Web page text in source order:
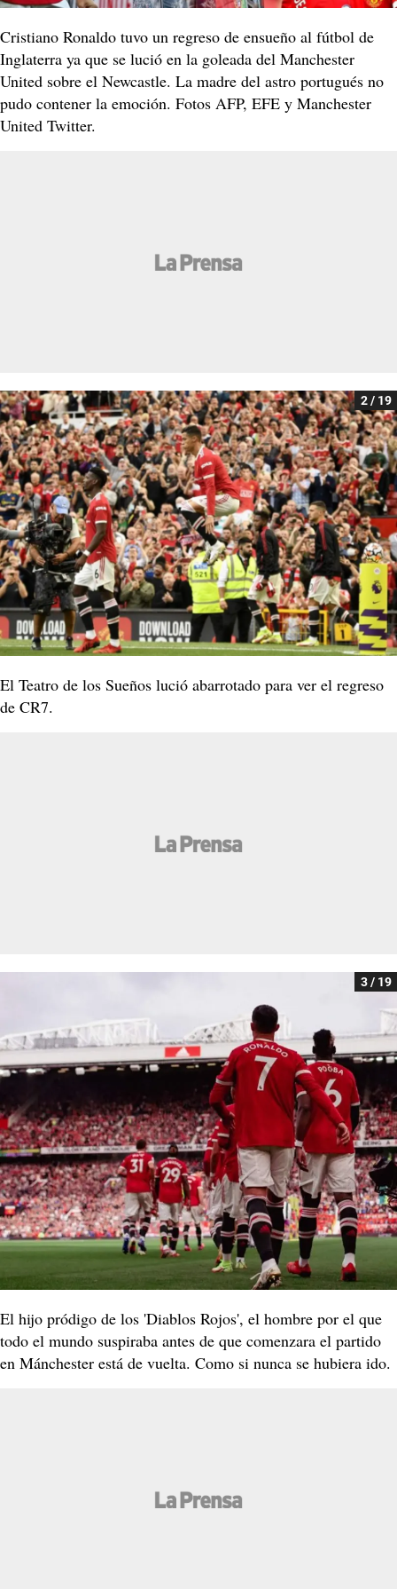
Cristiano Ronaldo tuvo un regreso de ensueño al fútbol de
Inglaterra ya que se lució en la goleada del Manchester
United sobre el Newcastle. La madre del astro portugués no
pudo contener la emoción. Fotos AFP, EFE y Manchester
United Twitter.
2 / 19
El Teatro de los Sueños lució abarrotado para ver el regreso
de CR7.
3 / 19
El hijo pródigo de los 'Diablos Rojos', el hombre por el que
todo el mundo suspiraba antes de que comenzara el partido
en Mánchester está de vuelta. Como si nunca se hubiera ido.